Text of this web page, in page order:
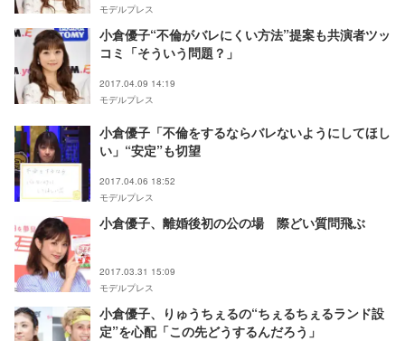
モデルプレス
小倉優子“不倫がバレにくい方法”提案も共演者ツッ
コミ「そういう問題？」
2017.04.09 14:19
モデルプレス
小倉優子「不倫をするならバレないようにしてほし
い」“安定”も切望
2017.04.06 18:52
モデルプレス
小倉優子、離婚後初の公の場 際どい質問飛ぶ
2017.03.31 15:09
モデルプレス
小倉優子、りゅうちぇるの“ちぇるちぇるランド設
定”を心配「この先どうするんだろう」